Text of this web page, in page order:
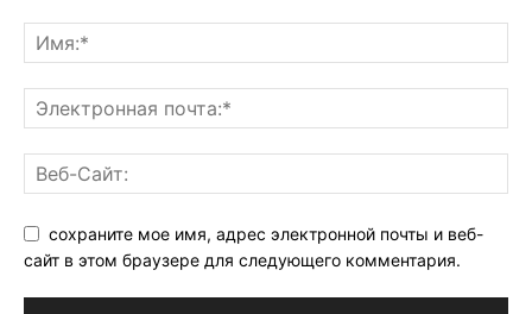
сохраните мое имя, адрес электронной почты и веб-
сайт в этом браузере для следующего комментария.